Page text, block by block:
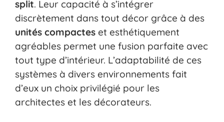
split. Leur capacité à s’intégrer
discrètement dans tout décor grâce à des
unités compactes et esthétiquement
agréables permet une fusion parfaite avec
tout type d’intérieur. L’adaptabilité de ces
systèmes à divers environnements fait
d’eux un choix privilégié pour les
architectes et les décorateurs.